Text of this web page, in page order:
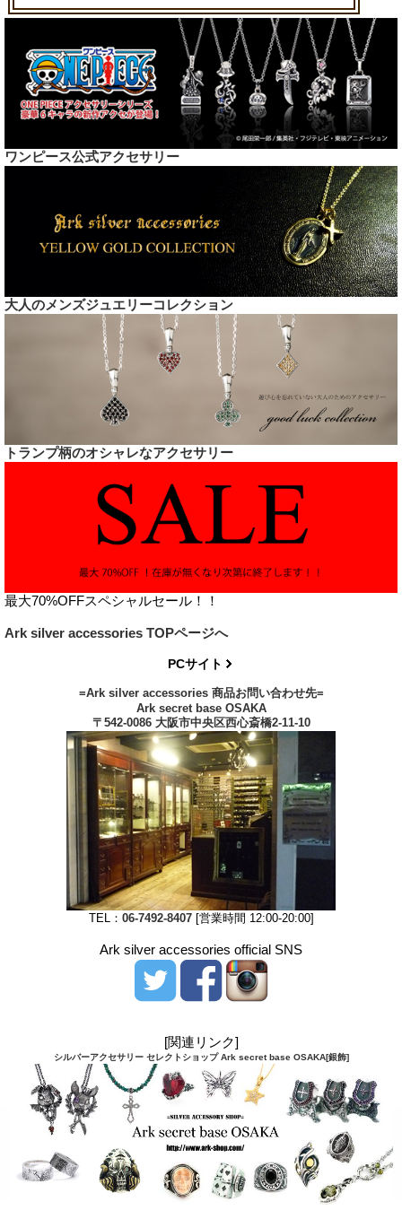
ワンピース公式アクセサリー
大人のメンズジュエリーコレクション
トランプ柄のオシャレなアクセサリー
最大70%OFFスペシャルセール！！
Ark silver accessories TOPページへ
PCサイト
=Ark silver accessories 商品お問い合わせ先=
Ark secret base OSAKA
〒542-0086 大阪市中央区西心斎橋2-11-10
TEL： 06-7492-8407[営業時間 12:00-20:00]
Ark silver accessories official SNS
[関連リンク]
シルバーアクセサリー セレクトショップ Ark secret base OSAKA[銀飾]